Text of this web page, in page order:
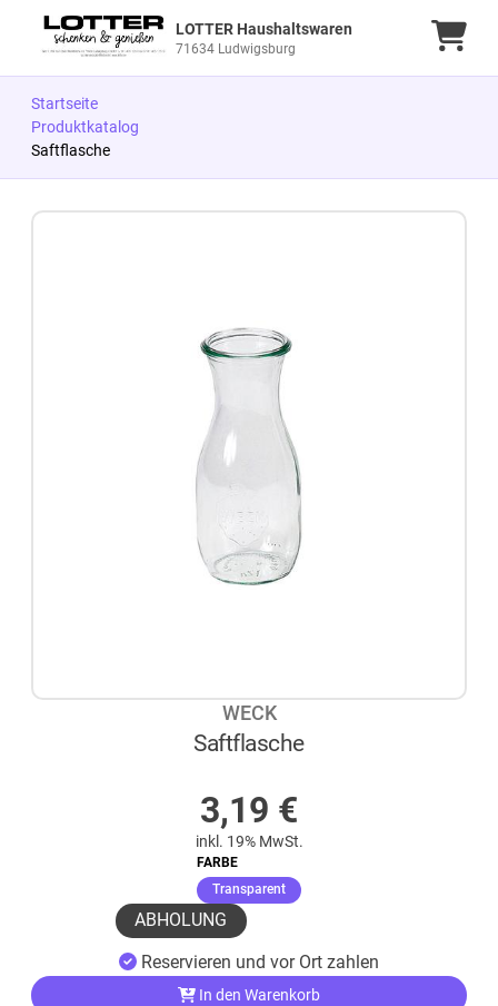
LOTTER Haushaltswaren
71634 Ludwigsburg
Startseite
Produktkatalog
Saftflasche
WECK
Saftflasche
3,19 €
inkl. 19% MwSt.
FARBE
Transparent(ausgewählt)
ABHOLUNG
Reservieren und vor Ort zahlen
In den Warenkorb